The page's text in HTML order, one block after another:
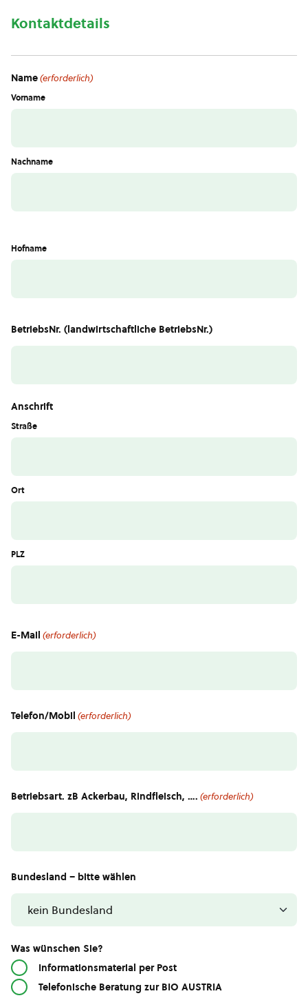
Kontaktdetails
Name(erforderlich)
Vorname
Nachname
Hofname
BetriebsNr. (landwirtschaftliche BetriebsNr.)
Anschrift
Straße
Ort
PLZ
E-Mail (erforderlich)
Telefon/Mobil (erforderlich)
Betriebsart. zB Ackerbau, Rindfleisch, …. (erforderlich)
Bundesland – bitte wählen
Was wünschen Sie?
Informationsmaterial per Post
Telefonische Beratung zur BIO AUSTRIA